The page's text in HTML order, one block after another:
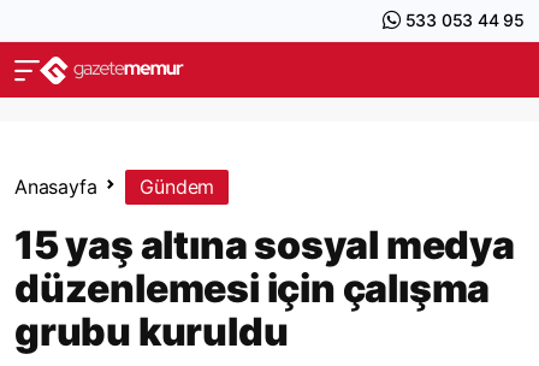
533 053 44 95
Anasayfa Gündem
15 yaş altına sosyal medya
düzenlemesi için çalışma
grubu kuruldu